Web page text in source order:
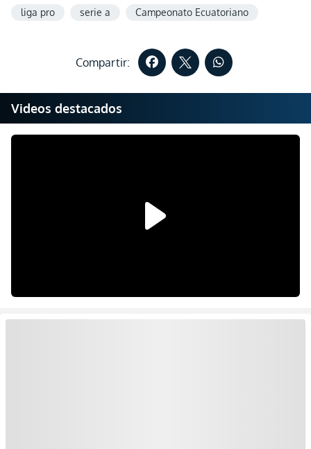
liga pro
serie a Campeonato Ecuatoriano
Compartir:
Videos destacados